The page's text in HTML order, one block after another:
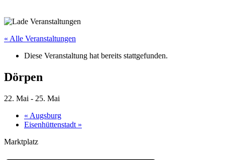
« Alle Veranstaltungen
Diese Veranstaltung hat bereits stattgefunden.
Dörpen
22. Mai - 25. Mai
« Augsburg
Eisenhüttenstadt »
Marktplatz